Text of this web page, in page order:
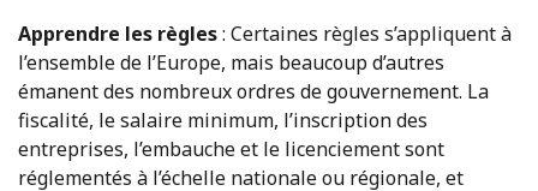
Apprendre les règles: Certaines règles s’appliquent à
l’ensemble de l’Europe, mais beaucoup d’autres
émanent des nombreux ordres de gouvernement. La
fiscalité, le salaire minimum, l’inscription des
entreprises, l’embauche et le licenciement sont
réglementés à l’échelle nationale ou régionale, et